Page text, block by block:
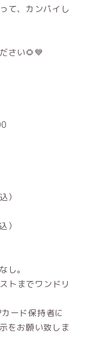
て、カンパイし
さい🌻💙
）
）
し。
トまでワンドリ
ード保持者に
をお願い致しま